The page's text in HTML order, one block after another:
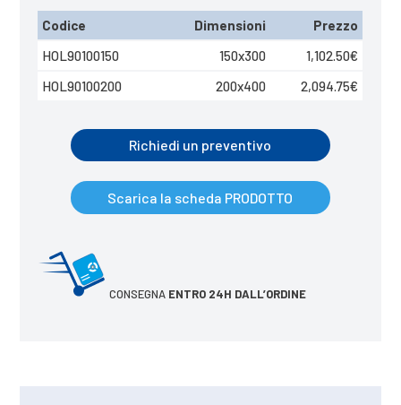
Codice Dimensioni
Prezzo
HOL90100150
150x300 1,102.50€
HOL90100200
200x400 2,094.75€
Richiedi un preventivo
Scarica la scheda PRODOTTO
CONSEGNA ENTRO 24H DALL’ORDINE